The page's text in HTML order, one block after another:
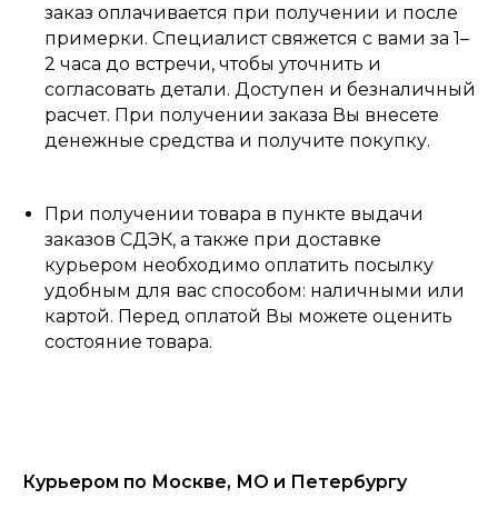
заказ оплачивается при получении и после
примерки. Специалист свяжется с вами за 1–
2 часа до встречи, чтобы уточнить и
согласовать детали. Доступен и безналичный
расчет. При получении заказа Вы внесете
денежные средства и получите покупку.
При получении товара в пункте выдачи
заказов СДЭК, а также при доставке
курьером необходимо оплатить посылку
удобным для вас способом: наличными или
картой. Перед оплатой Вы можете оценить
состояние товара.
Курьером по Москве, МО и Петербургу